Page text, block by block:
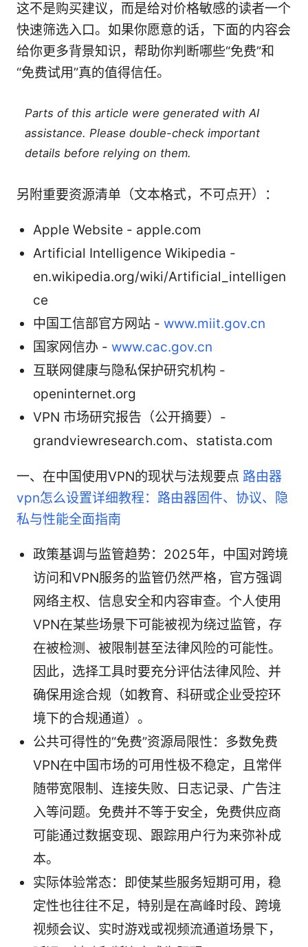
这不是购买建议，而是给对价格敏感的读者一个
快速筛选入口。如果你愿意的话，下面的内容会
给你更多背景知识，帮助你判断哪些“免费”和
“免费试用”真的值得信任。
Parts of this article were generated with AI
assistance. Please double-check important
details before relying on them.
另附重要资源清单（文本格式，不可点开）：
Apple Website - apple.com
Artificial Intelligence Wikipedia -
en.wikipedia.org/wiki/Artificial_intelligen
ce
中国工信部官方网站 - www.miit.gov.cn
国家网信办 - www.cac.gov.cn
互联网健康与隐私保护研究机构 -
openinternet.org
VPN 市场研究报告（公开摘要）-
grandviewresearch.com、statista.com
一、在中国使用VPN的现状与法规要点 路由器
vpn怎么设置详细教程：路由器固件、协议、隐
私与性能全面指南
政策基调与监管趋势：2025年，中国对跨境
访问和VPN服务的监管仍然严格，官方强调
网络主权、信息安全和内容审查。个人使用
VPN在某些场景下可能被视为绕过监管，存
在被检测、被限制甚至法律风险的可能性。
因此，选择工具时要充分评估法律风险、并
确保用途合规（如教育、科研或企业受控环
境下的合规通道）。
公共可得性的“免费”资源局限性：多数免费
VPN在中国市场的可用性极不稳定，且常伴
随带宽限制、连接失败、日志记录、广告注
入等问题。免费并不等于安全，免费供应商
可能通过数据变现、跟踪用户行为来弥补成
本。
实际体验常态：即使某些服务短期可用，稳
定性也往往不足，特别是在高峰时段、跨境
视频会议、实时游戏或视频流通道场景下，